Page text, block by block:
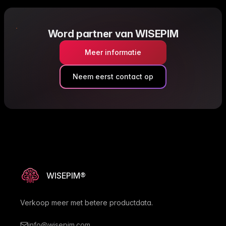
structuur: gevestigd in Deventer, Nederland.
Word partner van WISEPIM
Meer informatie
Neem eerst contact op
WISEPIM®
Verkoop meer met betere productdata.